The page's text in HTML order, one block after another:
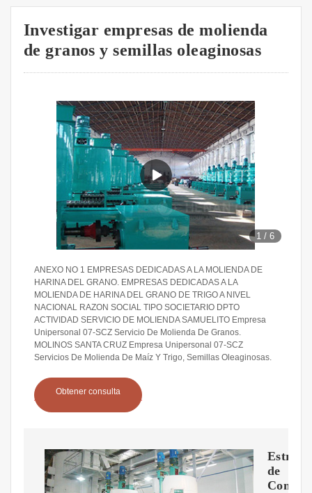
Investigar empresas de molienda
de granos y semillas oleaginosas
1 /6
ANEXO NO 1 EMPRESAS DEDICADAS A LA MOLIENDA DE
HARINA DEL GRANO. EMPRESAS DEDICADAS A LA
MOLIENDA DE HARINA DEL GRANO DE TRIGO A NIVEL
NACIONAL RAZON SOCIAL TIPO SOCIETARIO DPTO
ACTIVIDAD SERVICIO DE MOLIENDA SAMUELITO Empresa
Unipersonal 07-SCZ Servicio De Molienda De Granos.
MOLINOS SANTA CRUZ Empresa Unipersonal 07-SCZ
Servicios De Molienda De Maíz Y Trigo, Semillas Oleaginosas.
Obtener consulta
de